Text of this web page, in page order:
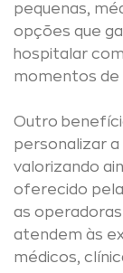
pequenas,
opções que
hospitalar
momentos de
Outro
personalizar
valorizando
oferecido pela
as
atendem às
médicos,